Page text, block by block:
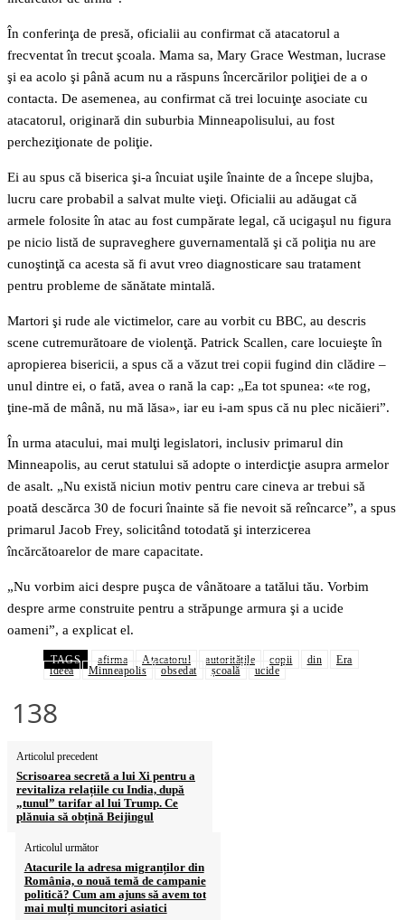
În conferinţa de presă, oficialii au confirmat că atacatorul a
frecventat în trecut şcoala. Mama sa, Mary Grace Westman, lucrase
şi ea acolo şi până acum nu a răspuns încercărilor poliţiei de a o
contacta. De asemenea, au confirmat că trei locuinţe asociate cu
atacatorul, originară din suburbia Minneapolisului, au fost
percheziţionate de poliţie.
Ei au spus că biserica şi-a încuiat uşile înainte de a începe slujba,
lucru care probabil a salvat multe vieţi. Oficialii au adăugat că
armele folosite în atac au fost cumpărate legal, că ucigaşul nu figura
pe nicio listă de supraveghere guvernamentală şi că poliţia nu are
cunoştinţă ca acesta să fi avut vreo diagnosticare sau tratament
pentru probleme de sănătate mintală.
Martori şi rude ale victimelor, care au vorbit cu BBC, au descris
scene cutremurătoare de violenţă. Patrick Scallen, care locuieşte în
apropierea bisericii, a spus că a văzut trei copii fugind din clădire –
unul dintre ei, o fată, avea o rană la cap: „Ea tot spunea: «te rog,
ţine-mă de mână, nu mă lăsa», iar eu i-am spus că nu plec nicăieri”.
În urma atacului, mai mulţi legislatori, inclusiv primarul din
Minneapolis, au cerut statului să adopte o interdicţie asupra armelor
de asalt. „Nu există niciun motiv pentru care cineva ar trebui să
poată descărca 30 de focuri înainte să fie nevoit să reîncarce”, a spus
primarul Jacob Frey, solicitând totodată şi interzicerea
încărcătoarelor de mare capacitate.
„Nu vorbim aici despre puşca de vânătoare a tatălui tău. Vorbim
despre arme construite pentru a străpunge armura şi a ucide
oameni”, a explicat el.
TAGS afirma Atacatorul autoritățile copii din
Era
ideea
Minneapolis obsedat școală ucide
138
Articolul precedent
Scrisoarea secretă a lui Xi pentru a
revitaliza relațiile cu India, după
„tunul” tarifar al lui Trump. Ce
plănuia să obțină Beijingul
Articolul următor
Atacurile la adresa migranților din
România, o nouă temă de campanie
politică? Cum am ajuns să avem tot
mai mulți muncitori asiatici